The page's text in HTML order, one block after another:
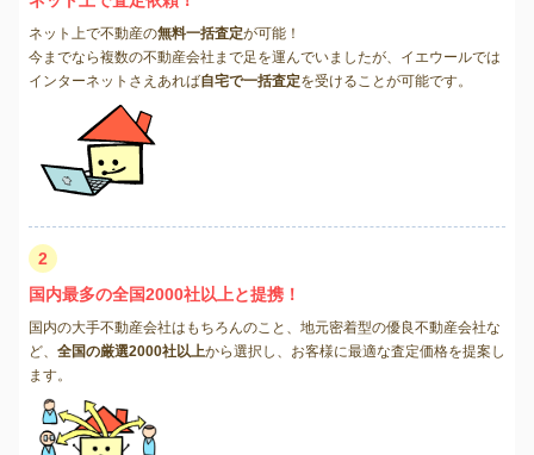
ネット上で不動産の無料一括査定が可能！
今までなら複数の不動産会社まで足を運んでいましたが、イエウールでは
インターネットさえあれば自宅で一括査定を受けることが可能です。
2
国内最多の全国2000社以上と提携！
国内の大手不動産会社はもちろんのこと、地元密着型の優良不動産会社な
ど、 全国の厳選2000社以上から選択し、お客様に最適な査定価格を提案し
ます。